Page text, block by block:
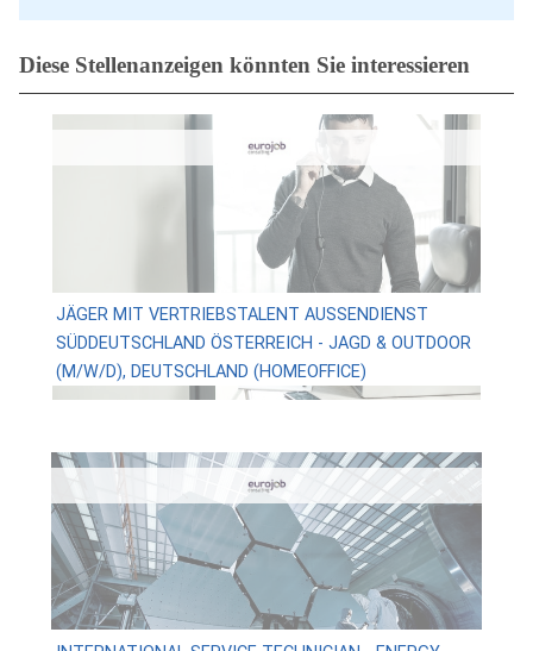
Diese Stellenanzeigen könnten Sie interessieren
JÄGER MIT VERTRIEBSTALENT AUSSENDIENST S
ÜDDEUTSCHLAND ÖSTERREICH - JAGD & OUTDOOR (
M/W/D), DEUTSCHLAND (HOMEOFFICE)